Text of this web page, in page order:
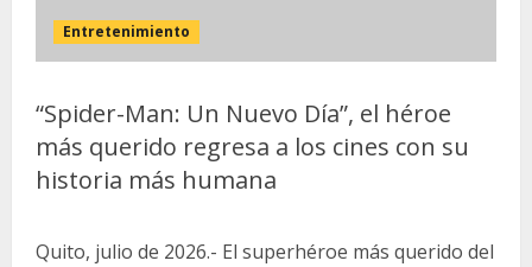
Entretenimiento
“Spider-Man: Un Nuevo Día”, el héroe
más querido regresa a los cines con su
historia más humana
Quito, julio de 2026.- El superhéroe más querido del